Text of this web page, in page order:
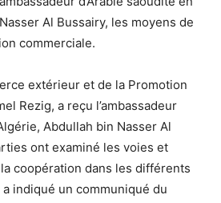
Al Bussairy, les moyens de
commerciale.
extérieur et de la Promotion
Rezig, a reçu l’ambassadeur
Abdullah bin Nasser Al
ont examiné les voies et
coopération dans les différents
indiqué un communiqué du